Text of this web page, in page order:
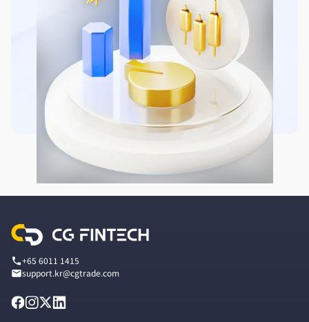
+65 6011 1415
support.kr@cgtrade.com